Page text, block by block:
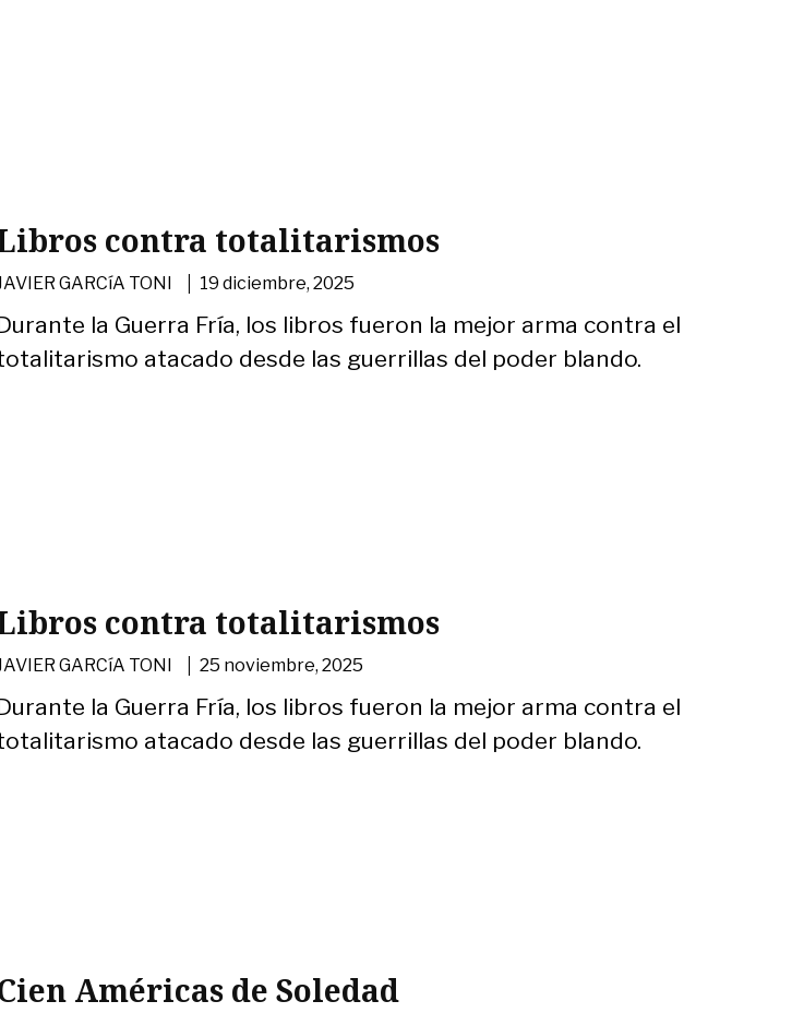
contra totalitarismos
GARCíA TONI | 19 diciembre, 2025
la Guerra Fría, los libros fueron la mejor arma contra el
atacado desde las guerrillas del poder blando.
contra totalitarismos
GARCíA TONI |25 noviembre, 2025
la Guerra Fría, los libros fueron la mejor arma contra el
atacado desde las guerrillas del poder blando.
Américas de Soledad